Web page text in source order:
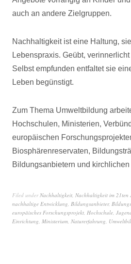
auch an andere Zielgruppen.
Nachhaltigkeit ist eine Haltung,
Lebenspraxis. Geübt,
Selbst empfunden entfaltet sie
Leben begünstigt.
Zum Thema Umweltbildung
Hochschulen, Ministerien,
europäischen
Biosphärenreservaten,
Bildungsanbietern und
Filed underNachhaltigkeit, Nachhaltigkeit im 21ten
nachhaltige Entwicklung, Bildungsanbieter,
europäisches Forschungsprojekt, Hochschule,
Einrichtung, Ministerium, Naturerfahrung,